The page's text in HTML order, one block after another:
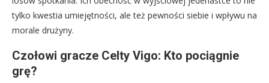
tylko kwestia umiejętności, ale też pewności siebie i wpływu na
morale drużyny.
Czołowi gracze Celty Vigo: Kto pociągnie
grę?